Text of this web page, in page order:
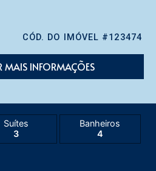
CÓD. DO IMÓVEL #123474
MAIS INFORMAÇÕES
Suítes
3
Banheiros
4